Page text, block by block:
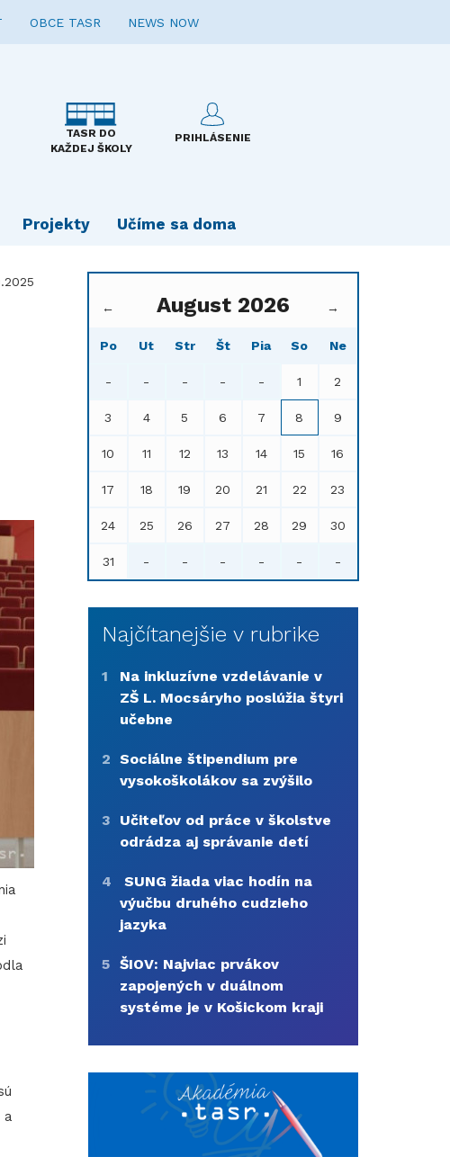
OBCE TASR NEWS NOW
TASR DO
KAŽDEJ ŠKOLY
PRIHLÁSENIE
Projekty Učíme sa doma
a
← August 2026 →
Po Ut Str Št Pia So Ne
- - - - - 1 2
3 4 5 6 7 8 9
10 11 12 13 14 15 16
17 18 19 20 21 22 23
24 25 26 27 28 29 30
31 - - - - - -
Najčítanejšie v rubrike
1
Na inkluzívne vzdelávanie v
ZŠ L. Mocsáryho poslúžia štyri
učebne
2 Sociálne štipendium pre
vysokoškolákov sa zvýšilo
3
Učiteľov od práce v školstve
odrádza aj správanie detí
4
SUNG žiada viac hodín na
výučbu druhého cudzieho
jazyka
5 ŠIOV: Najviac prvákov
zapojených v duálnom
systéme je v Košickom kraji